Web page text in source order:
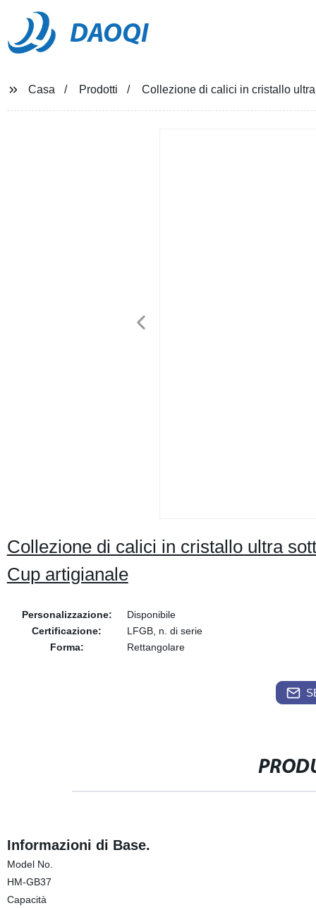
DAOQI
Casa Prodotti Collezione di calici in cristallo
Collezione di calici in cristallo ultra
Cup artigianale
Personalizzazione:
Disponibile
Certificazione:
LFGB, n. di serie
Forma:
Rettangolare
Informazioni di Base.
Model No.
HM-GB37
Capacità